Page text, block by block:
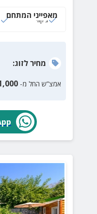
מאפייני המתחם
ג‘קוזי
מחירלזוג:
אמצ”ש החל מ-